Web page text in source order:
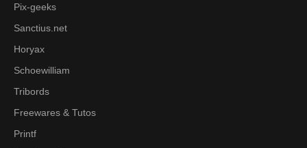
Pix-geeks
Sanctius.net
Horyax
Schoewilliam
Tribords
Freewares & Tutos
Printf